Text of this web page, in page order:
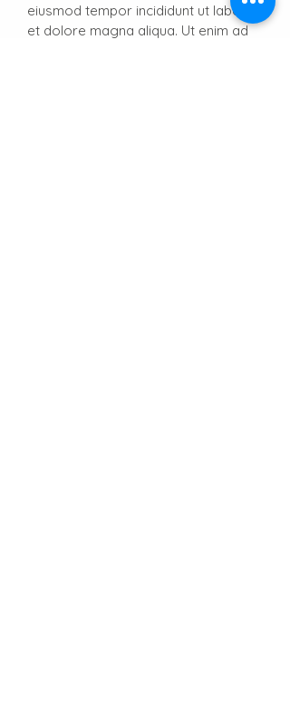
eiusmod tempor incididunt ut labore
et dolore magna aliqua. Ut enim ad